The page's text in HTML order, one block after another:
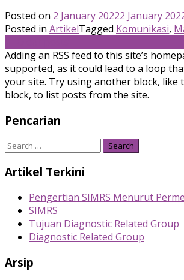
Posted on 2 January 20222 January
Posted in ArtikelTagged Komunikasi,
navigation
Adding an RSS feed to this site’s
supported, as it could lead to a loop
your site. Try using another block, like
block, to list posts from the site.
Pencarian
Search
Artikel Terkini
Pengertian SIMRS Menurut
SIMRS
Tujuan Diagnostic Related Group
Diagnostic Related Group
Arsip